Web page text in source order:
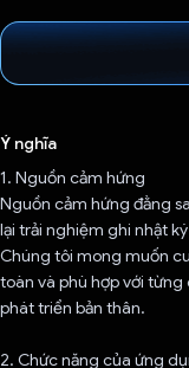
Ý nghĩa
1. Nguồn cảm hứng
Nguồn cảm hứng đằng
lại trải nghiệm ghi nhật
Chúng tôi mong muốn
toàn và phù hợp với từng
phát triển bản thân.
2. Chức năng của ứng